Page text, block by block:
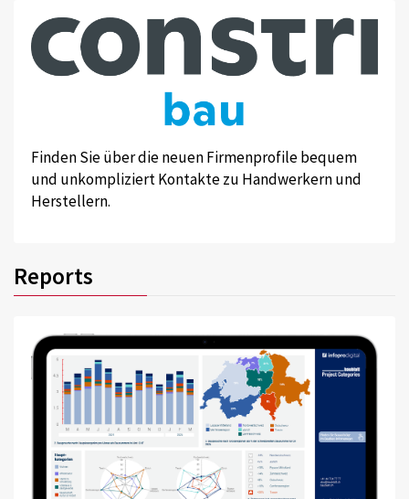
Finden Sie über die neuen Firmenprofile bequem
und unkompliziert Kontakte zu Handwerkern und
Herstellern.
Reports